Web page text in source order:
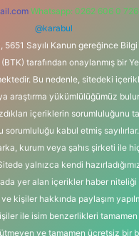
Whatsapp: 0262 606 0 726
@karabul
5651 Sayılı Kanun gereğince
tarafından onaylanmış bir
Bu nedenle, sitedeki
araştırma yükümlülüğümüz
içeriklerin sorumluluğunu
sorumluluğu kabul etmiş
kurum veya şahıs şirketi ile
yalnızca kendi
yer alan içerikler haber niteliği
kişiler hakkında paylaşım
ile isim benzerlikleri
ve tamamen ücretsiz bir